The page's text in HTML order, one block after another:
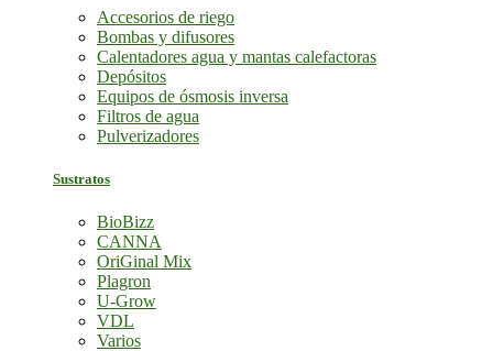
Accesorios de riego
Bombas y difusores
Calentadores agua y mantas calefactoras
Depósitos
Equipos de ósmosis inversa
Filtros de agua
Pulverizadores
Sustratos
BioBizz
CANNA
OriGinal Mix
Plagron
U-Grow
VDL
Varios